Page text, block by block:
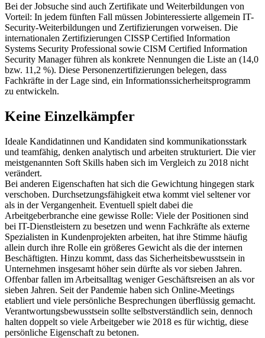
Bei der Jobsuche sind auch Zertifikate und Weiterbildungen von
Vorteil: In jedem fünften Fall müssen Jobinteressierte allgemein IT-
Security-Weiterbildungen und Zertifizierungen vorweisen. Die
internationalen Zertifizierungen CISSP Certified Information
Systems Security Professional sowie CISM Certified Information
Security Manager führen als konkrete Nennungen die Liste an (14,0
bzw. 11,2 %). Diese Personenzertifizierungen belegen, dass
Fachkräfte in der Lage sind, ein Informationssicherheitsprogramm
zu entwickeln.
Keine Einzelkämpfer
Ideale Kandidatinnen und Kandidaten sind kommunikationsstark
und teamfähig, denken analytisch und arbeiten strukturiert. Die vier
meistgenannten Soft Skills haben sich im Vergleich zu 2018 nicht
verändert.
Bei anderen Eigenschaften hat sich die Gewichtung hingegen stark
verschoben. Durchsetzungsfähigkeit etwa kommt viel seltener vor
als in der Vergangenheit. Eventuell spielt dabei die
Arbeitgeberbranche eine gewisse Rolle: Viele der Positionen sind
bei IT-Dienstleistern zu besetzen und wenn Fachkräfte als externe
Spezialisten in Kundenprojekten arbeiten, hat ihre Stimme häufig
allein durch ihre Rolle ein größeres Gewicht als die der internen
Beschäftigten. Hinzu kommt, dass das Sicherheitsbewusstsein in
Unternehmen insgesamt höher sein dürfte als vor sieben Jahren.
Offenbar fallen im Arbeitsalltag weniger Geschäftsreisen an als vor
sieben Jahren. Seit der Pandemie haben sich Online-Meetings
etabliert und viele persönliche Besprechungen überflüssig gemacht.
Verantwortungsbewusstsein sollte selbstverständlich sein, dennoch
halten doppelt so viele Arbeitgeber wie 2018 es für wichtig, diese
persönliche Eigenschaft zu betonen.